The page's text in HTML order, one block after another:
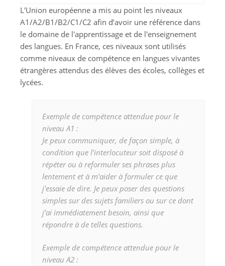
L'Union européenne a mis au point les niveaux
A1/A2/B1/B2/C1/C2 afin d’avoir une référence dans
le domaine de l'apprentissage et de l'enseignement
des langues. En France, ces niveaux sont utilisés
comme niveaux de compétence en langues vivantes
étrangères attendus des élèves des écoles, collèges et
lycées.
Exemple de compétence attendue pour le
niveau A1 :
Je peux communiquer, de façon simple, à
condition que l'interlocuteur soit disposé à
répéter ou à reformuler ses phrases plus
lentement et à m'aider à formuler ce que
j'essaie de dire. Je peux poser des questions
simples sur des sujets familiers ou sur ce dont
j’ai immédiatement besoin, ainsi que
répondre à de telles questions.
Exemple de compétence attendue pour le
niveau A2 :